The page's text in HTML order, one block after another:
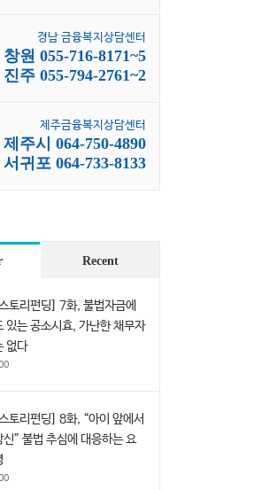
경남 금융복지상담센터
창원 055-716-8171~5
진주 055-794-2761~2
제주금융복지상담센터
제주시 064-750-4890
서귀포 064-733-8133
Recent
토리펀딩] 7화, 불법자금에
있는 공소시효, 가난한 채무자
없다
토리펀딩] 8화, “아이 앞에서
신” 불법 추심에 대응하는 요